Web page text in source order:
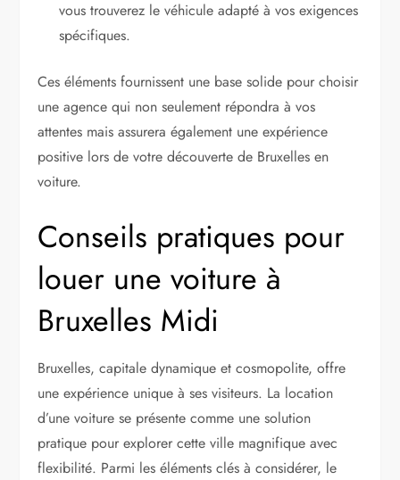
vous trouverez le véhicule adapté à vos exigences
spécifiques.
Ces éléments fournissent une base solide pour choisir
une agence qui non seulement répondra à vos
attentes mais assurera également une expérience
positive lors de votre découverte de Bruxelles en
voiture.
Conseils pratiques pour
louer une voiture à
Bruxelles Midi
Bruxelles, capitale dynamique et cosmopolite, offre
une expérience unique à ses visiteurs. La location
d’une voiture se présente comme une solution
pratique pour explorer cette ville magnifique avec
flexibilité. Parmi les éléments clés à considérer, le